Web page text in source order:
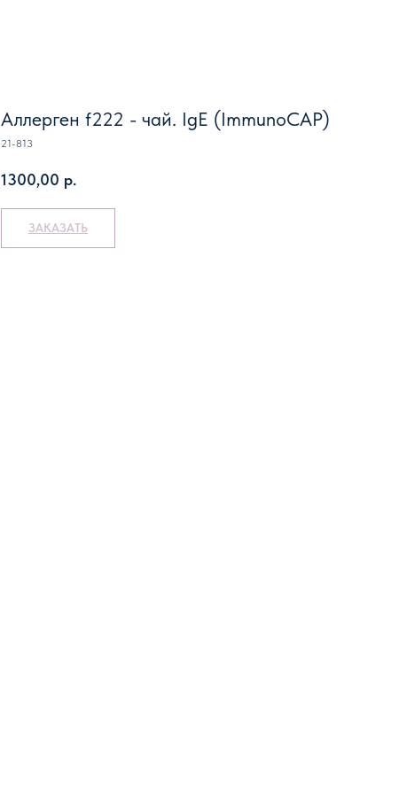
Аллерген f222 - чай. IgE (ImmunoCAP)
21-813
1300,00 р.
ЗАКАЗАТЬ